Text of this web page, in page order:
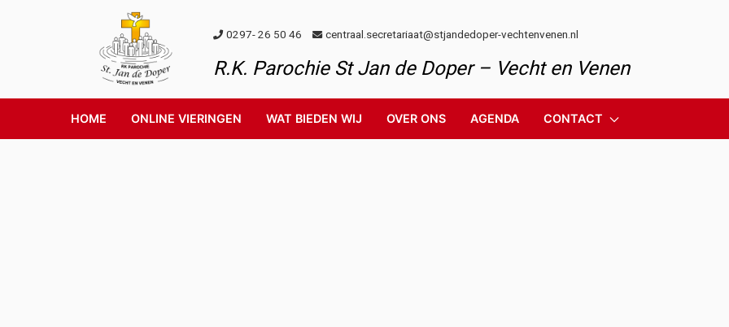
0297- 26 50 46 centraal.secretariaat@stjandedoper-vechtenvenen.nl
R.K. Parochie St Jan de Doper – Vecht en Venen
HOME ONLINE VIERINGEN WAT BIEDEN WIJ OVER ONS AGENDA CONTACT